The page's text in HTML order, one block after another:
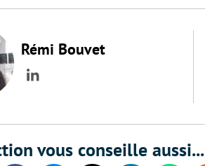
Rémi Bouvet
LinkedIn
vous conseille aussi...